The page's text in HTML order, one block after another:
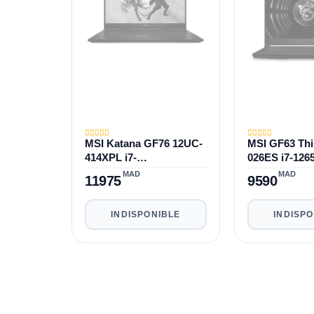
MSI Katana GF76 12UC-
414XPL i7-
12650H|17,3"|16GB|512G
B|RTX3050 4GB
11975 MAD
INDISPONIBLE
MSI GF63
026ES i7-
GB|512
4050 6 Go
9590MAD